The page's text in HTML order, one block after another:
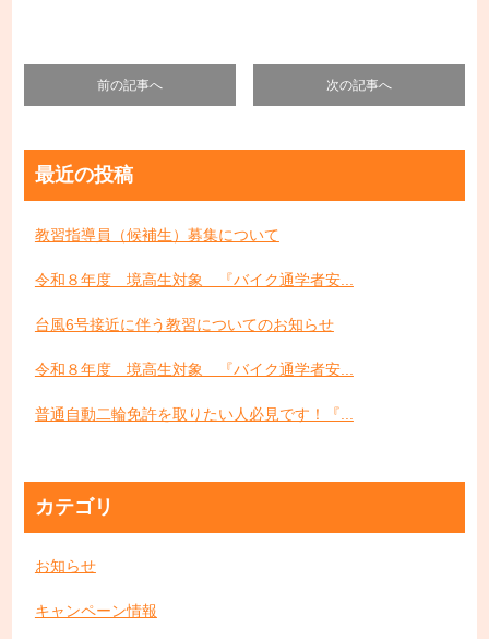
前の記事へ 次の記事へ
最近の投稿
教習指導員（候補生）募集について
令和８年度 境高生対象 『バイク通学者安...
台風6号接近に伴う教習についてのお知らせ
令和８年度 境高生対象 『バイク通学者安...
普通自動二輪免許を取りたい人必見です！『...
カテゴリ
お知らせ
キャンペーン情報